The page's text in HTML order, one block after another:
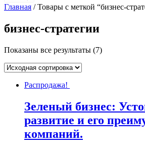
Главная / Товары с меткой “бизнес-
бизнес-стратегии
Показаны все результаты (7)
Распродажа!
Зеленый бизнес:
развитие и его
компаний.